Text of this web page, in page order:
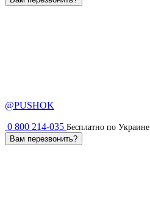
@PUSHOK
0 800 214-035 Бесплатно по Украине
Вам перезвонить?